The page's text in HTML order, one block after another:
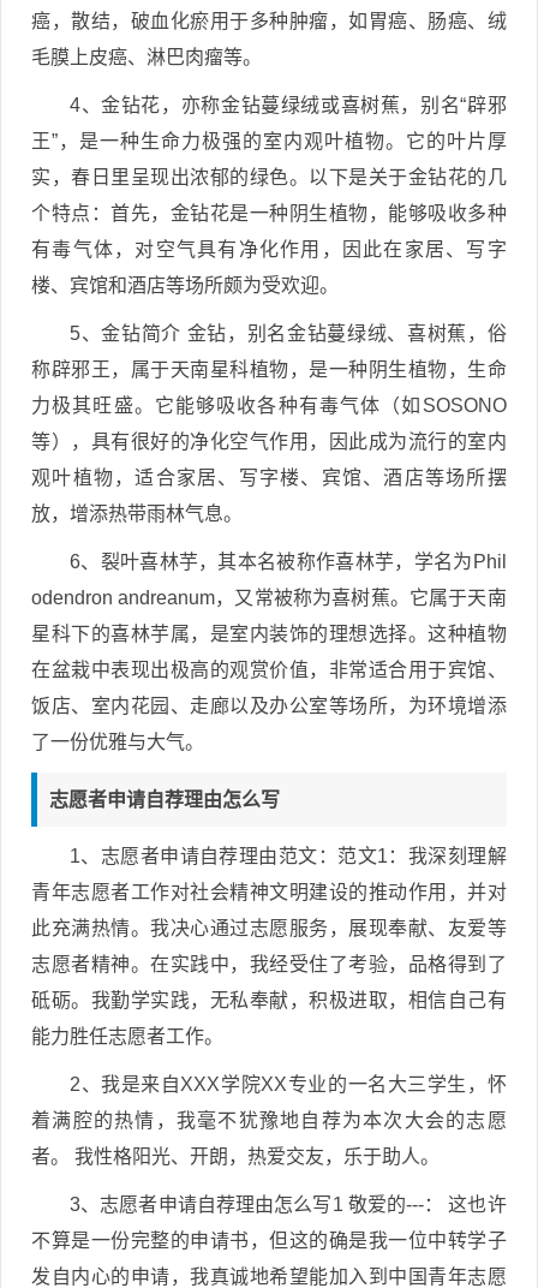
癌，散结，破血化瘀用于多种肿瘤，如胃癌、肠癌、绒
毛膜上皮癌、淋巴肉瘤等。
4、金钻花，亦称金钻蔓绿绒或喜树蕉，别名“辟邪
王”，是一种生命力极强的室内观叶植物。它的叶片厚
实，春日里呈现出浓郁的绿色。以下是关于金钻花的几
个特点：首先，金钻花是一种阴生植物，能够吸收多种
有毒气体，对空气具有净化作用，因此在家居、写字
楼、宾馆和酒店等场所颇为受欢迎。
5、金钻简介 金钻，别名金钻蔓绿绒、喜树蕉，俗
称辟邪王，属于天南星科植物，是一种阴生植物，生命
力极其旺盛。它能够吸收各种有毒气体（如SOSONO
等），具有很好的净化空气作用，因此成为流行的室内
观叶植物，适合家居、写字楼、宾馆、酒店等场所摆
放，增添热带雨林气息。
6、裂叶喜林芋，其本名被称作喜林芋，学名为Phil
odendron andreanum，又常被称为喜树蕉。它属于天南
星科下的喜林芋属，是室内装饰的理想选择。这种植物
在盆栽中表现出极高的观赏价值，非常适合用于宾馆、
饭店、室内花园、走廊以及办公室等场所，为环境增添
了一份优雅与大气。
志愿者申请自荐理由怎么写
1、志愿者申请自荐理由范文：范文1：我深刻理解
青年志愿者工作对社会精神文明建设的推动作用，并对
此充满热情。我决心通过志愿服务，展现奉献、友爱等
志愿者精神。在实践中，我经受住了考验，品格得到了
砥砺。我勤学实践，无私奉献，积极进取，相信自己有
能力胜任志愿者工作。
2、我是来自XXX学院XX专业的一名大三学生，怀
着满腔的热情，我毫不犹豫地自荐为本次大会的志愿
者。 我性格阳光、开朗，热爱交友，乐于助人。
3、志愿者申请自荐理由怎么写1 敬爱的---： 这也许
不算是一份完整的申请书，但这的确是我一位中转学子
发自内心的申请，我真诚地希望能加入到中国青年志愿